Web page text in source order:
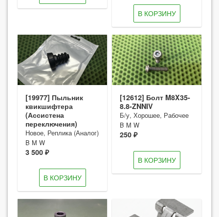
В КОРЗИНУ
[19977] Пыльник
квикшифтера
(Ассистена
переключения)
Новое, Реплика (Аналог)
B M W
3 500 ₽
В КОРЗИНУ
[12612] Болт M8X35-
8.8-ZNNIV
Б/у, Хорошее, Рабочее
B M W
250 ₽
В КОРЗИНУ